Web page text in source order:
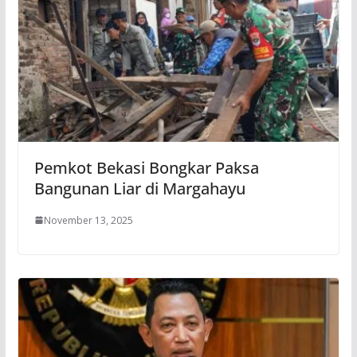
Pemkot Bekasi Bongkar Paksa
Bangunan Liar di Margahayu
November 13, 2025